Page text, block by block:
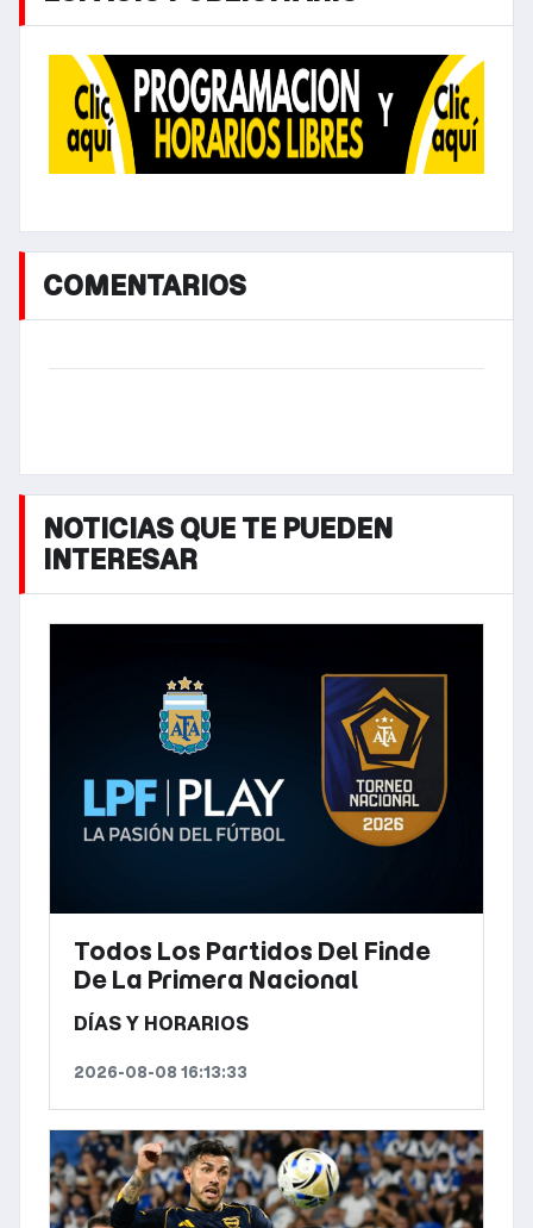
COMENTARIOS
NOTICIAS QUE TE PUEDEN
INTERESAR
Todos Los Partidos Del Finde
De La Primera Nacional
DÍAS Y HORARIOS
2026-08-08 16:13:33